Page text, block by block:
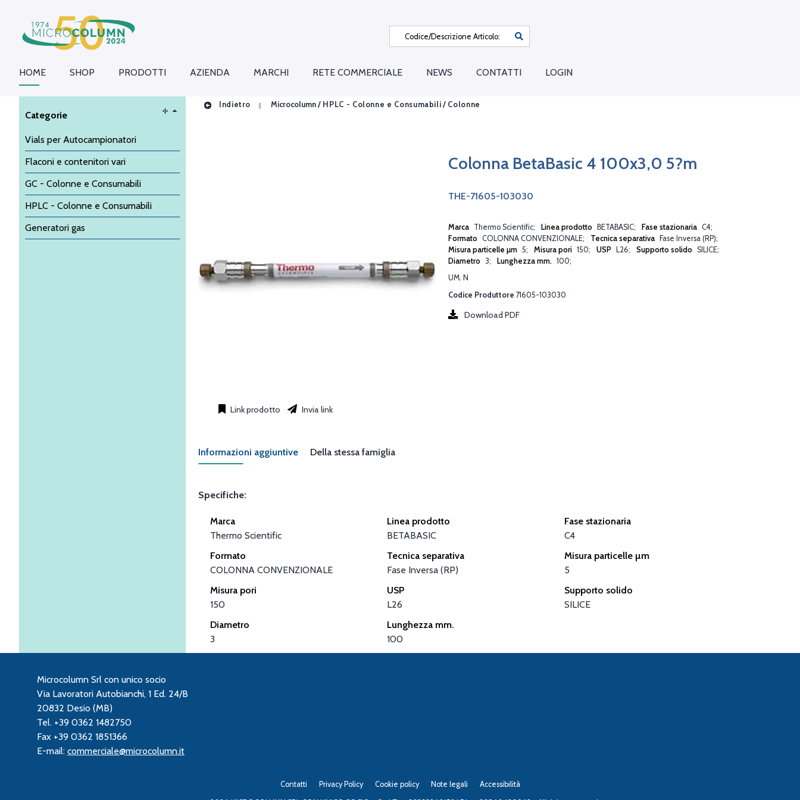
HOME SHOP PRODOTTI AZIENDA MARCHI RETE COMMERCIALE NEWS CONTATTI LOGIN
Categorie
Vials per Autocampionatori
Flaconi e contenitori vari
GC - Colonne e Consumabili
HPLC - Colonne e Consumabili
Generatori gas
Indietro Microcolumn / HPLC - Colonne e Consumabili / Colonne
Colonna BetaBasic 4 100x3,0 5?m
THE-71605-103030
Marca Thermo Scientific Linea prodotto BETABASIC Fase stazionaria C4
Formato COLONNA CONVENZIONALE Tecnica separativa
Fase Inversa (RP)
Misura particelle µm 5 Misura pori 150 USP L26 Supporto solido SILICE
Diametro 3 Lunghezza mm. 100
UM. N
Download PDF
Codice Produttore 71605-103030
Link prodotto Invia link
Informazioni aggiuntive Della stessa famiglia
Specifiche:
Marca
Thermo Scientific
Linea prodotto
BETABASIC
Fase stazionaria
C4
Formato
COLONNA CONVENZIONALE
Tecnica separativa
Fase Inversa (RP)
Misura particelle µm
5
Misura pori
150
USP
L26
Supporto solido
SILICE
Diametro
3
Lunghezza mm.
100
Microcolumn Srl con unico socio
Via Lavoratori Autobianchi, 1 Ed. 24/B
20832 Desio (MB)
Tel. +39 0362 1482750
Fax +39 0362 1851366
E-mail: commerciale@microcolumn.it
Contatti Privacy Policy Cookie policy Note legali Accessibilità